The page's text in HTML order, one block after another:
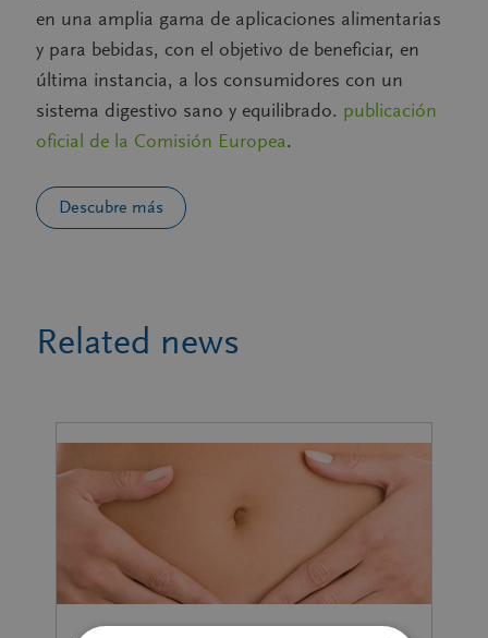
en una amplia gama de aplicaciones alimentarias
y para bebidas, con el objetivo de beneficiar, en
última instancia, a los consumidores con un
sistema digestivo sano y equilibrado. publicación
oficial de la Comisión Europea.
Descubre más
Related news